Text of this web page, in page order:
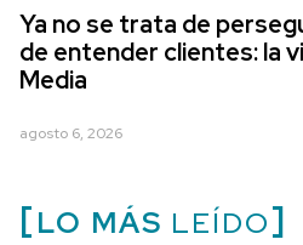
Ya no se trata de
de entender clientes: la
Media
agosto 6, 2026
LO MÁS LEÍDO